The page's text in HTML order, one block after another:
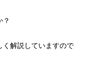
？
く解説していますので